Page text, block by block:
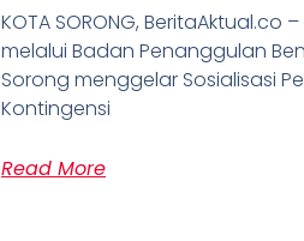
KOTA SORONG, BeritaAktual.co
melalui Badan Penanggulan
Sorong menggelar Sosialisasi
Kontingensi
Read More